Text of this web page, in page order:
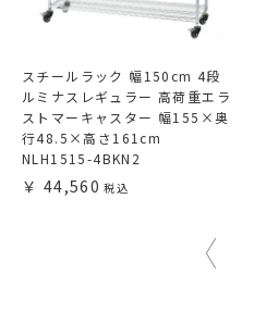
スチールラック 幅150cm 4段
ルミナスレギュラー 高荷重エラ
ストマーキャスター 幅155×奥
行48.5×高さ161cm
NLH1515-4BKN2
44,560